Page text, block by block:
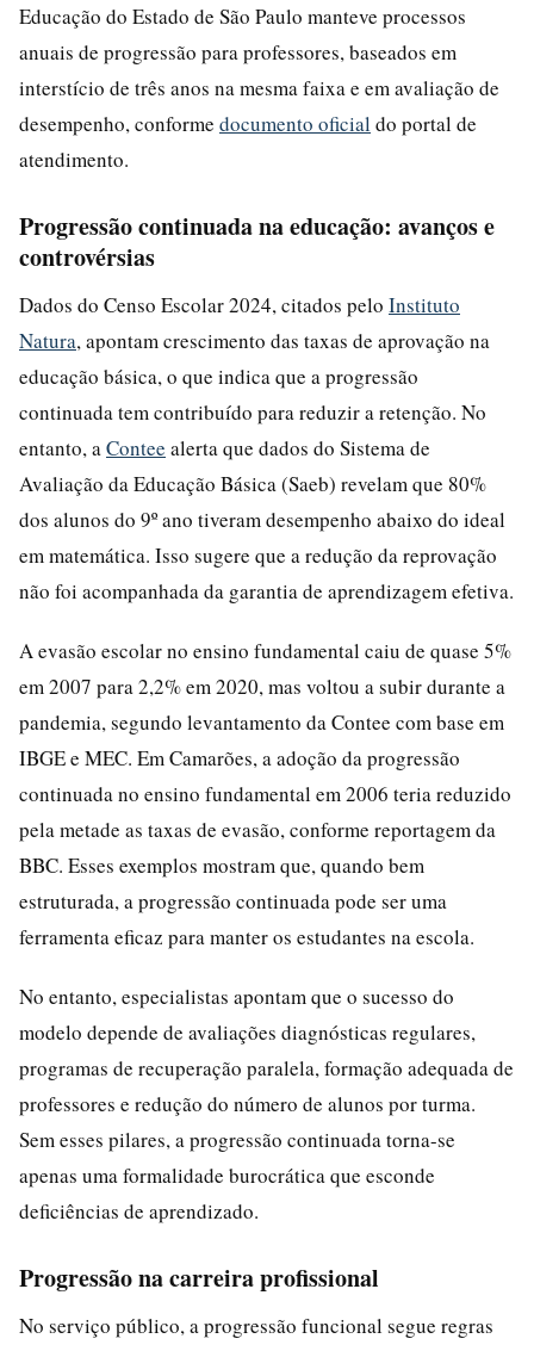
Educação do Estado de São Paulo manteve processos
anuais de progressão para professores, baseados em
interstício de três anos na mesma faixa e em avaliação de
desempenho, conforme documento oficial do portal de
atendimento.
Progressão continuada na educação: avanços e
controvérsias
Dados do Censo Escolar 2024, citados pelo Instituto
Natura, apontam crescimento das taxas de aprovação na
educação básica, o que indica que a progressão
continuada tem contribuído para reduzir a retenção. No
entanto, a Contee alerta que dados do Sistema de
Avaliação da Educação Básica (Saeb) revelam que 80%
dos alunos do 9º ano tiveram desempenho abaixo do ideal
em matemática. Isso sugere que a redução da reprovação
não foi acompanhada da garantia de aprendizagem efetiva.
A evasão escolar no ensino fundamental caiu de quase 5%
em 2007 para 2,2% em 2020, mas voltou a subir durante a
pandemia, segundo levantamento da Contee com base em
IBGE e MEC. Em Camarões, a adoção da progressão
continuada no ensino fundamental em 2006 teria reduzido
pela metade as taxas de evasão, conforme reportagem da
BBC. Esses exemplos mostram que, quando bem
estruturada, a progressão continuada pode ser uma
ferramenta eficaz para manter os estudantes na escola.
No entanto, especialistas apontam que o sucesso do
modelo depende de avaliações diagnósticas regulares,
programas de recuperação paralela, formação adequada de
professores e redução do número de alunos por turma.
Sem esses pilares, a progressão continuada torna-se
apenas uma formalidade burocrática que esconde
deficiências de aprendizado.
Progressão na carreira profissional
No serviço público, a progressão funcional segue regras